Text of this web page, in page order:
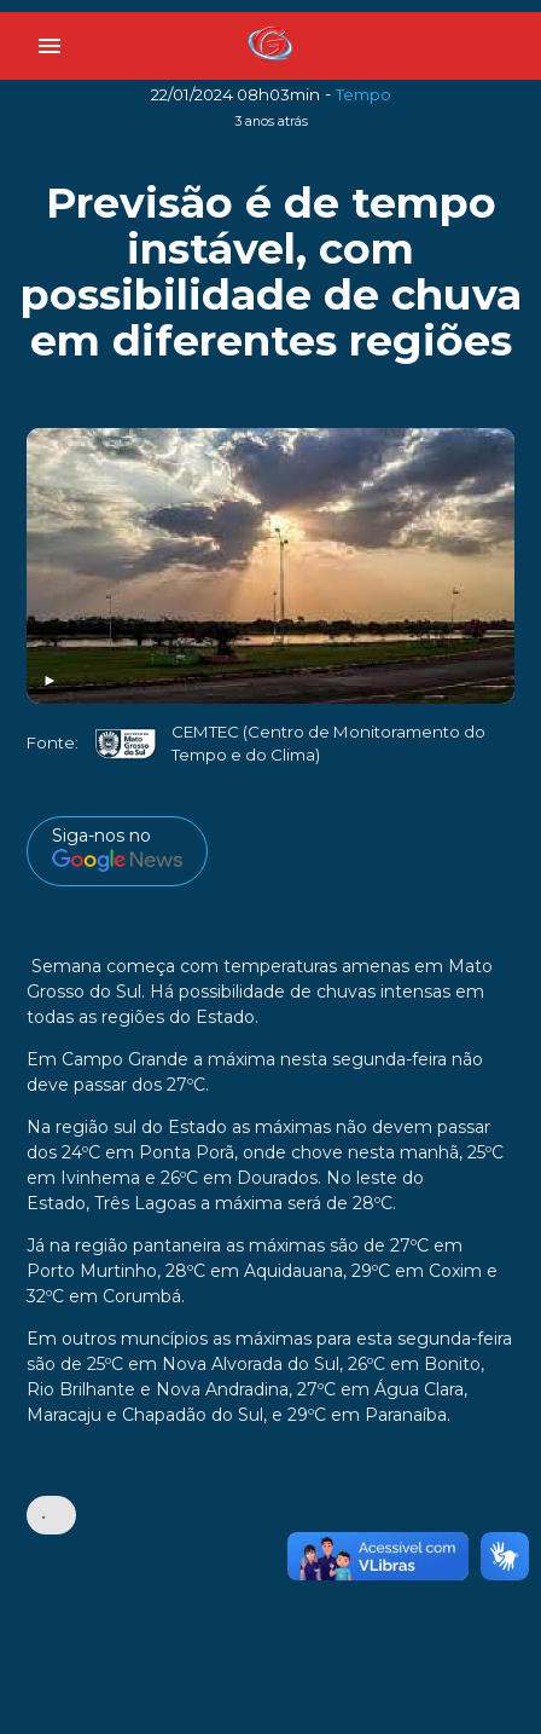
menu
22/01/2024 08h03min -Tempo
3 anos atrás
Previsão é de tempo
instável, com
possibilidade de chuva
em diferentes regiões
►
Fonte:
CEMTEC (Centro de Monitoramento do
Tempo e do Clima)
Siga-nos no
Semana começa com temperaturas amenas em Mato
Grosso do Sul. Há possibilidade de chuvas intensas em
todas as regiões do Estado.
Em Campo Grande a máxima nesta segunda-feira não
deve passar dos 27ºC.
Na região sul do Estado as máximas não devem passar
dos 24ºC em Ponta Porã, onde chove nesta manhã, 25ºC
em Ivinhema e 26ºC em Dourados. No leste do
Estado, Três Lagoasa máxima será de 28ºC.
Já na região pantaneira as máximas são de 27ºC em
Porto Murtinho, 28ºC em Aquidauana, 29ºC em Coxim e
32ºC em Corumbá.
Em outros muncípios as máximas para esta segunda-feira
são de 25ºC em Nova Alvorada do Sul, 26ºC em Bonito,
Rio Brilhante e Nova Andradina, 27ºC em Água Clara,
Maracaju e Chapadão do Sul, e 29ºC em Paranaíba.
•